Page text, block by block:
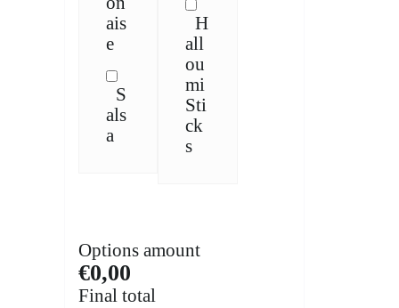
ais
e
S
als
a
H
all
ou
mi
Sti
ck
s
Options amount
€0,00
Final total